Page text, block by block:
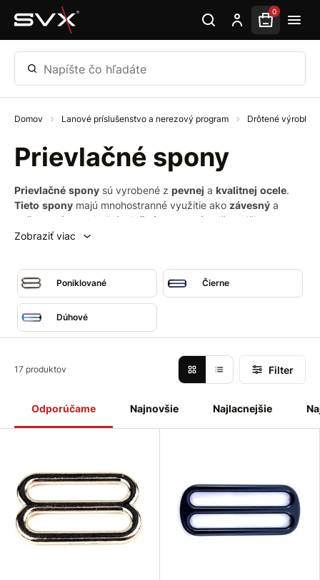
Preskočiť na hlavný obsah 0
Napíšte čo hľadáte
Domov Lanové príslušenstvo a nerezový program Drôtené výrobky
Prievlačné spony
Prievlačné spony sú vyrobené z pevnej a kvalitnej ocele.
Tieto spony majú mnohostranné využitie ako závesný a
uväzovacie
prvok. Prievlačné
sú najčastejšie
používané prešportové
Zobraziť viac
Poniklované Čierne
Dúhové
Odporúčame Najnovšie Najlacnejšie
17 produktov Filter